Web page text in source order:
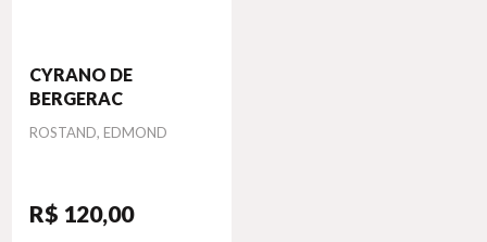
CYRANO DE
BERGERAC
Autor
ROSTAND, EDMOND
R$ 120,00